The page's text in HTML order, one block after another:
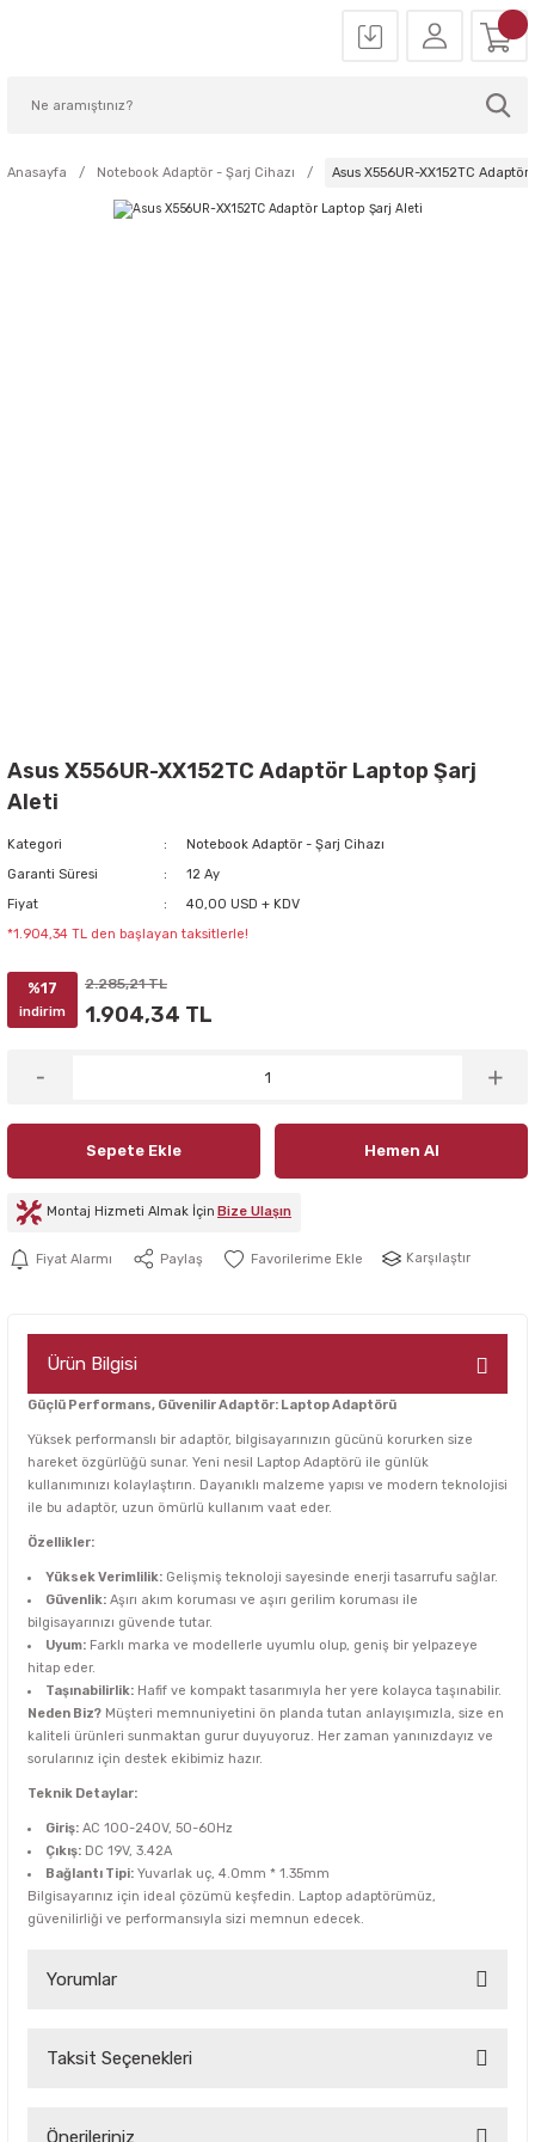
Anasayfa Notebook Adaptör - Şarj Cihazı Asus X556UR-XX152TC
Asus X556UR-XX152TC Adaptör Laptop Şarj
Aleti
Kategori
Notebook Adaptör - Şarj Cihazı
Garanti Süresi
12 Ay
Fiyat
40,00 USD + KDV
*1.904,34 TL den başlayan taksitlerle!
%17
indirim
2.285,21 TL
1.904,34 TL
Sepete Ekle Hemen Al
Montaj Hizmeti Almak İçin Bize Ulaşın
Fiyat Alarmı Paylaş Karşılaştır
Ürün Bilgisi
Güçlü Performans, Güvenilir Adaptör: Laptop Adaptörü
Yüksek performanslı bir adaptör, bilgisayarınızın gücünü korurken size
hareket özgürlüğü sunar. Yeni nesil Laptop Adaptörü ile günlük
kullanımınızı kolaylaştırın. Dayanıklı malzeme yapısı ve modern teknolojisi
ile bu adaptör, uzun ömürlü kullanım vaat eder.
Özellikler:
Yüksek Verimlilik: Gelişmiş teknoloji sayesinde enerji tasarrufu sağlar.
Güvenlik: Aşırı akım koruması ve aşırı gerilim koruması ile
bilgisayarınızı güvende tutar.
Uyum: Farklı marka ve modellerle uyumlu olup, geniş bir yelpazeye
hitap eder.
Taşınabilirlik: Hafif ve kompakt tasarımıyla her yere kolayca taşınabilir.
Neden Biz? Müşteri memnuniyetini ön planda tutan anlayışımızla, size en
kaliteli ürünleri sunmaktan gurur duyuyoruz. Her zaman yanınızdayız ve
sorularınız için destek ekibimiz hazır.
Teknik Detaylar:
Giriş: AC 100-240V, 50-60Hz
Çıkış: DC 19V, 3.42A
Bağlantı Tipi: Yuvarlak uç, 4.0mm * 1.35mm
Bilgisayarınız için ideal çözümü keşfedin. Laptop adaptörümüz,
güvenilirliği ve performansıyla sizi memnun edecek.
Yorumlar
Bu ürüne ilk yorumu siz yapın!
Taksit Seçenekleri
Önerileriniz